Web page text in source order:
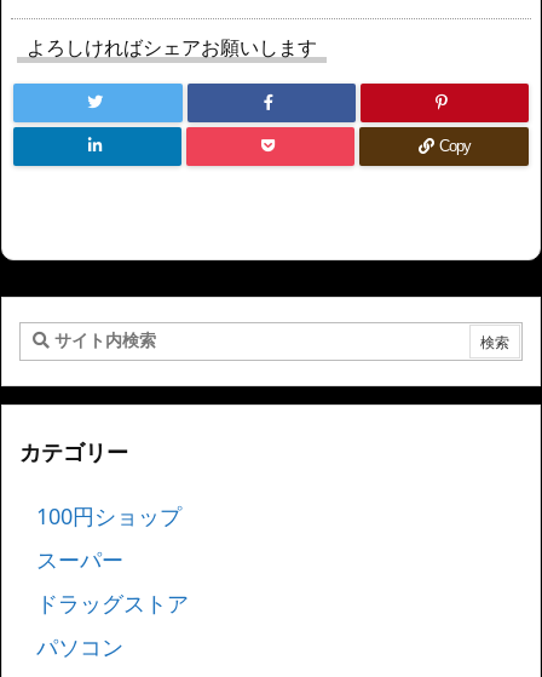
よろしければシェアお願いします
Copy
カテゴリー
100円ショップ
スーパー
ドラッグストア
パソコン